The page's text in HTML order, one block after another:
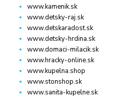
www.kamenik.sk
www.detsky-raj.sk
www.detskaradost.sk
www.detsky-hrdina.sk
www.domaci-milacik.sk
www.hracky-online.sk
www.kupelna.shop
www.stonshop.sk
www.sanita-kupelne.sk